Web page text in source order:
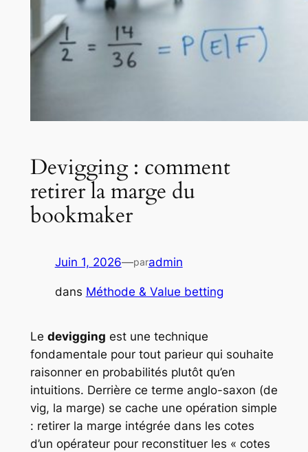
Devigging : comment
retirer la marge du
bookmaker
Juin 1, 2026—paradmin
dans Méthode & Value betting
Le devigging est une technique
fondamentale pour tout parieur qui souhaite
raisonner en probabilités plutôt qu’en
intuitions. Derrière ce terme anglo-saxon (de
vig, la marge) se cache une opération simple
: retirer la marge intégrée dans les cotes
d’un opérateur pour reconstituer les « cotes